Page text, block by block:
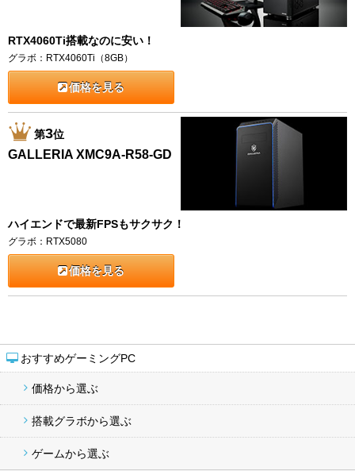
おすすめゲーミングPC
価格から選ぶ
搭載グラボから選ぶ
ゲームから選ぶ
RTX4060Ti搭載なのに安い！
グラボ：RTX4060Ti（8GB）
価格を見る
第3位
GALLERIA XMC9A-R58-GD
ハイエンドで最新FPSもサクサク！
グラボ：RTX5080
価格を見る